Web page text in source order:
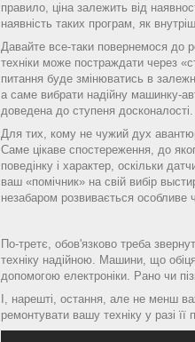
правило, ціна залежить від
наявність таких програм, як
Давайте все-таки повернемося до
техніки може постраждати через
питання буде змінюватись в
а саме вибрати надійну машинку-
доведена до ступеня досконалості.
Для тих, кому не чужий дух
Саме цікаве спостереження, до
поведінку і характер, оскільки
ваш «помічник» на свій вибір
незабаром розвивається
По-третє, обов'язково треба
техніку надійною. Машини, що
допомогою електроніки. Рано чи
І, нарешті, остання, але не менш
ремонтувати вашу техніку у разі її